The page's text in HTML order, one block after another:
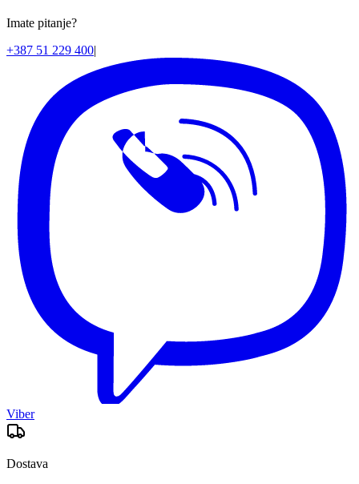
Imate pitanje?
+387 51 229 400|
Viber
Dostava